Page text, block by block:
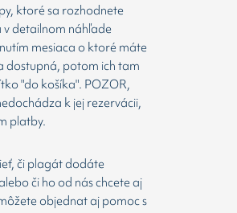
ktoré sa rozhodnete
detailnom náhľade
mesiaca o ktoré máte
dostupná, potom ich tam
"do košíka". POZOR,
k jej rezervácii,
platby.
či plagát dodáte
či ho od nás chcete aj
objednat aj pomoc s